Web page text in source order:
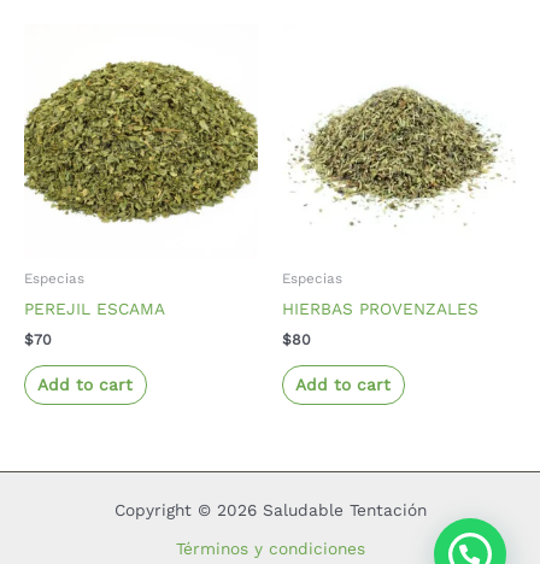
Especias
PEREJIL ESCAMA
$70
Add to cart
Especias
HIERBAS PROVENZALES
$80
Add to cart
Copyright © 2026 Saludable Tentación
Términos y condiciones